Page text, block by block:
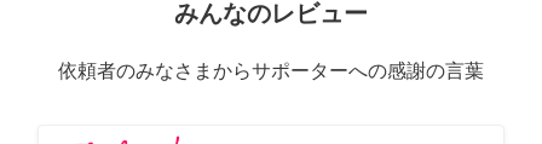
みんなのレビュー
依頼者のみなさまからサポーターへの感謝の言葉